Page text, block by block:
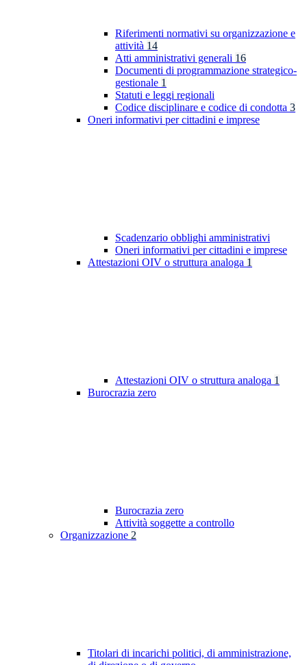
Riferimenti normativi su organizzazione e
attività 14
Atti amministrativi generali 16
Documenti di programmazione strategico-
gestionale 1
Statuti e leggi regionali
Codice disciplinare e codice di condotta 3
Oneri informativi per cittadini e imprese
Scadenzario obblighi amministrativi
Oneri informativi per cittadini e imprese
Attestazioni OIV o struttura analoga 1
Attestazioni OIV o struttura analoga 1
Burocrazia zero
Burocrazia zero
Attività soggette a controllo
Organizzazione 2
Titolari di incarichi politici, di amministrazione,